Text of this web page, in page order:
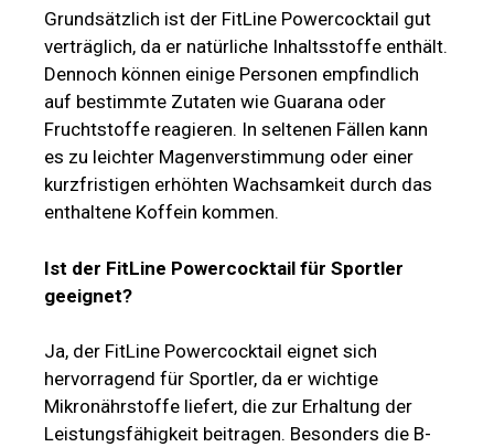
Grundsätzlich ist der FitLine Powercocktail gut
verträglich, da er natürliche Inhaltsstoffe enthält.
Dennoch können einige Personen empfindlich
auf bestimmte Zutaten wie Guarana oder
Fruchtstoffe reagieren. In seltenen Fällen kann
es zu leichter Magenverstimmung oder einer
kurzfristigen erhöhten Wachsamkeit durch das
enthaltene Koffein kommen.
Ist der FitLine Powercocktail für Sportler
geeignet?
Ja, der FitLine Powercocktail eignet sich
hervorragend für Sportler, da er wichtige
Mikronährstoffe liefert, die zur Erhaltung der
Leistungsfähigkeit beitragen. Besonders die B-